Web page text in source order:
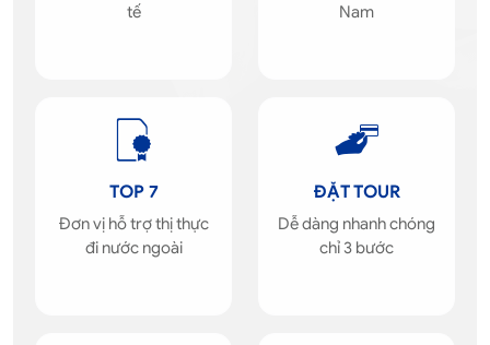
tế
Nam
TOP 7
Đơn vị hỗ trợ thị thực
đi nước ngoài
ĐẶT TOUR
Dễ dàng nhanh chóng
chỉ 3 bước